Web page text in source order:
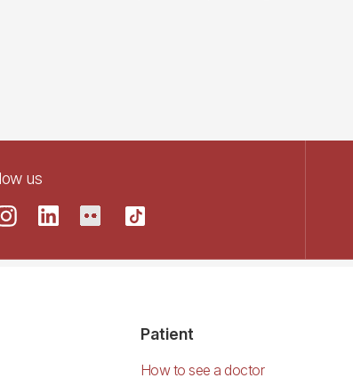
us
Patient
How to see a doctor